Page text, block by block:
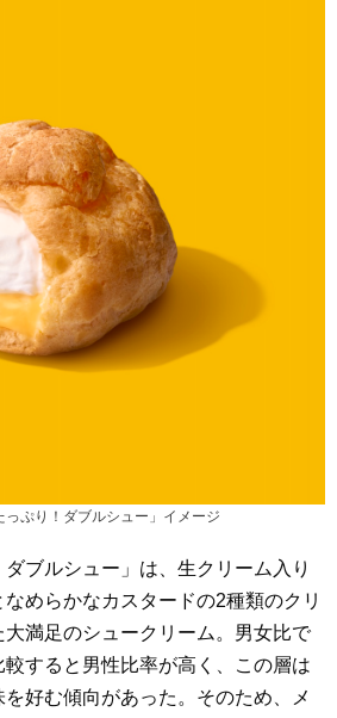
っぷり！ダブルシュー」イメージ
ダブルシュー」は、生クリーム入り
めらかなカスタードの2種類のクリ
満足のシュークリーム。男女比で
すると男性比率が高く、この層は
好む傾向があった。そのため、メ